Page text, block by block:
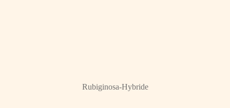
Rubiginosa-Hybride